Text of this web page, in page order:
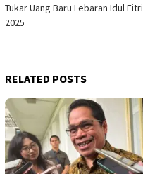
Tukar Uang Baru Lebaran Idul Fitri
2025
RELATED POSTS